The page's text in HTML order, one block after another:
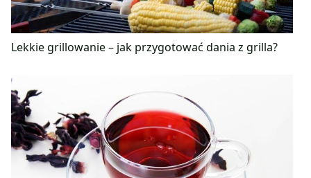
Lekkie grillowanie – jak przygotować dania z grilla?